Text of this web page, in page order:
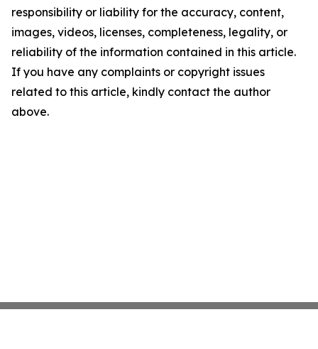
responsibility or liability for the accuracy, content,
images, videos, licenses, completeness, legality, or
reliability of the information contained in this article.
If you have any complaints or copyright issues
related to this article, kindly contact the author
above.